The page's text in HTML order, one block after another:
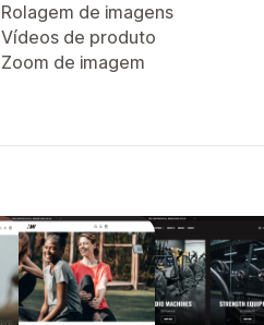
Rolagem de imagens
Vídeos de produto
Zoom de imagem